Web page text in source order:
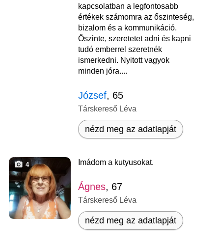
kapcsolatban a legfontosabb
értékek számomra az őszinteség,
bizalom és a kommunikáció.
Őszinte, szeretetet adni és kapni
tudó emberrel szeretnék
ismerkedni. Nyitott vagyok
minden jóra....
József, 65
Társkereső Léva
nézd meg az adatlapját
4 Imádom a kutyusokat.
Ágnes, 67
Társkereső Léva
nézd meg az adatlapját